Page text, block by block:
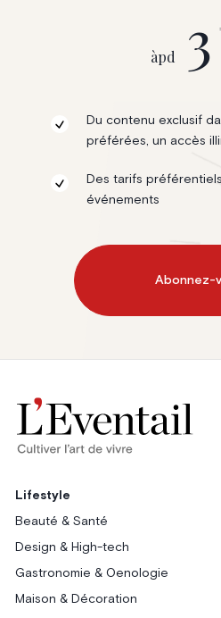
àpd 3
Du contenu exclusif
préférées, un accès
Des tarifs
événements
Abonnez-
Lifestyle
Beauté & Santé
Design & High-tech
Gastronomie & Oenologie
Maison & Décoration